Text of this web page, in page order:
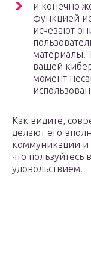
и конечно
функцией
исчезают
материалы.
вашей
момент
Как видите,
делают его
коммуникации
что
удовольствием.